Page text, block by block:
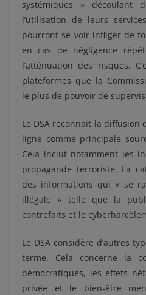
systémiques » découlant
l’utilisation de leurs
pourront se voir infliger de
en cas de négligence
l’atténuation des risques.
plateformes que la
le plus de pouvoir de
Le DSA reconnait la diffusion
ligne comme principale
Cela inclut notamment les
propagande terroriste. La
des informations qui « se
illégale » telle que la
contrefaits et le
Le DSA considère d’autres
terme. Cela concerne la
démocratiques, les effets
privée et le bien-être